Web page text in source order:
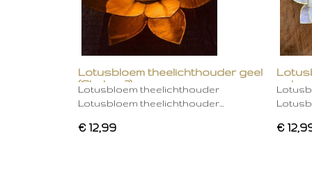
Lotusbloem theelichthouder geel
(Chakra 3)
Lotusbloem theelichthouder
Lotusbloem theelichthouder…
€ 12,99 €